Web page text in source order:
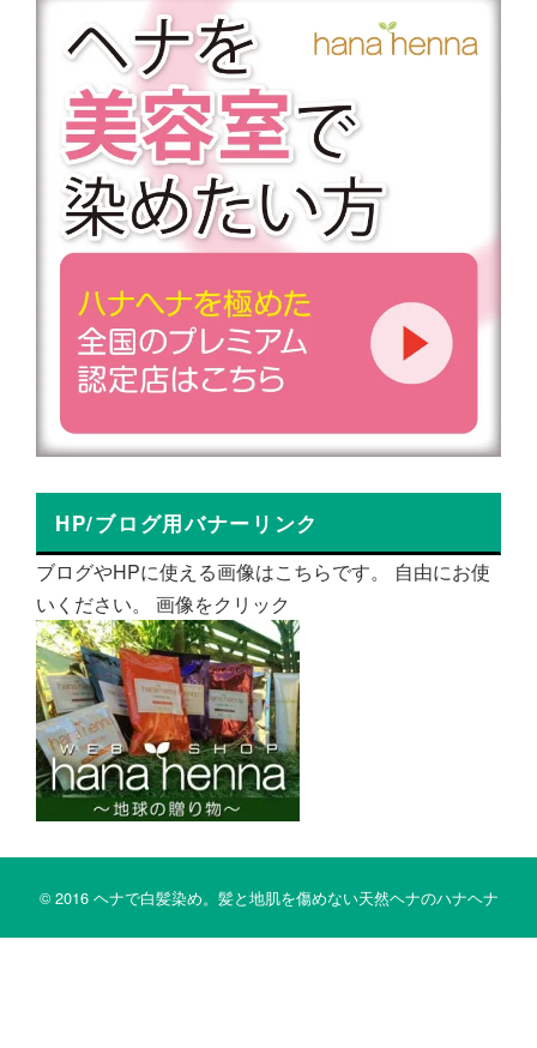
HP/ブログ用バナーリンク
ブログやHPに使える画像はこちらです。 自由にお使
いください。 画像をクリック
© 2016 ヘナで白髪染め。髪と地肌を傷めない天然ヘナのハナヘナ